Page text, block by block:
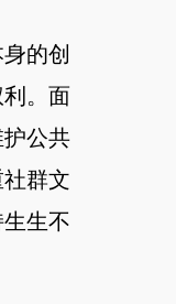
的创
。面
公共
群文
生不